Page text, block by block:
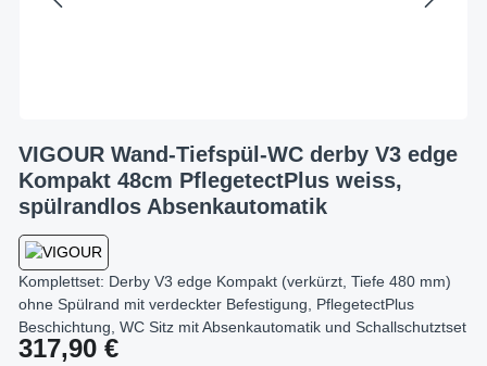
VIGOUR Wand-Tiefspül-WC derby V3 edge
Kompakt 48cm PflegetectPlus weiss,
spülrandlos Absenkautomatik
Komplettset: Derby V3 edge Kompakt (verkürzt, Tiefe 480 mm)
ohne Spülrand mit verdeckter Befestigung, PflegetectPlus
Beschichtung, WC Sitz mit Absenkautomatik und Schallschutztset
Regulärer Preis:
317,90 €